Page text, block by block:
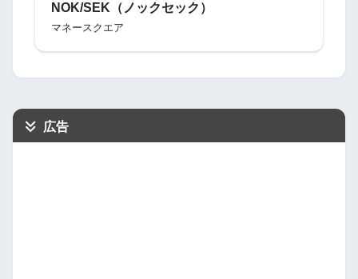
NOK/SEK（ノックセック）
マネースクエア
広告